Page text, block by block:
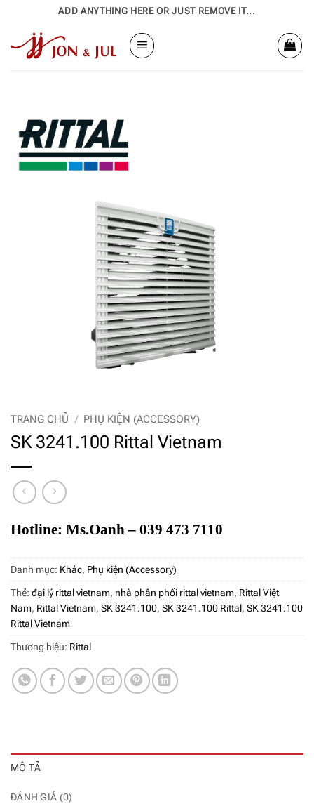
nội
ADD ANYTHING HERE OR JUST REMOVE IT...
TRANG CHỦ / PHỤ KIỆN (ACCESSORY)
SK 3241.100 Rittal Vietnam
Hotline: Ms.Oanh – 039 473 7110
Danh mục: Khác, Phụ kiện (Accessory)
Thẻ: đại lý rittal vietnam, nhà phân phối rittal vietnam, Rittal Việt
Nam, Rittal Vietnam, SK 3241.100, SK 3241.100 Rittal, SK 3241.100
Rittal Vietnam
Thương hiệu: Rittal
MÔ TẢ
ĐÁNH GIÁ (0)